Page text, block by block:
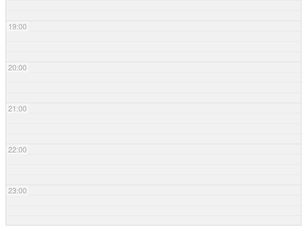
19:00
20:00
21:00
22:00
23:00